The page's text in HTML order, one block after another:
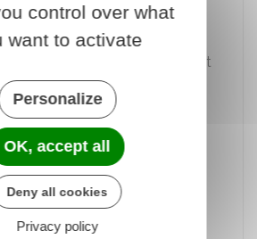
est soumis à des règles
à savoir :
le commissaire de justice doit
et intègre
professionnel qui l'oblige à ne
(communiquer) les
personnelles obtenues lors
de ses fonctions
et l'impartialité, le
de justice veille à ne pas
control over what
want to activate
Personalize
OK, accept all
Deny all cookies
Privacy policy